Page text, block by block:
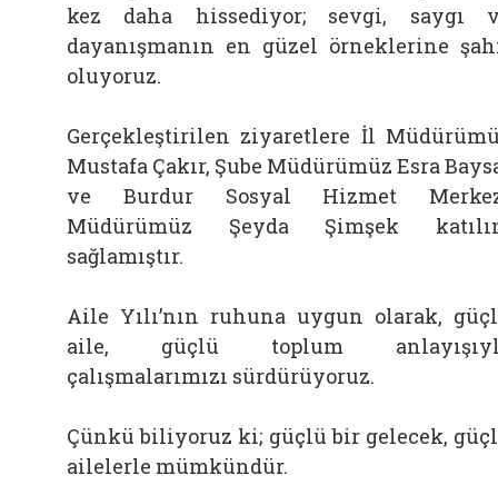
kez daha hissediyor; sevgi, saygı
dayanışmanın en güzel örneklerine
oluyoruz.
Gerçekleştirilen ziyaretlere İl
Mustafa Çakır, Şube Müdürümüz Esra
ve Burdur Sosyal Hizmet
Müdürümüz Şeyda Şimşek
sağlamıştır.
Aile Yılı’nın ruhuna uygun olarak,
aile, güçlü toplum
çalışmalarımızı sürdürüyoruz.
Çünkü biliyoruz ki; güçlü bir gelecek,
ailelerle mümkündür.